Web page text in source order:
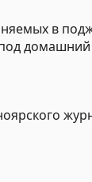
в
домашний